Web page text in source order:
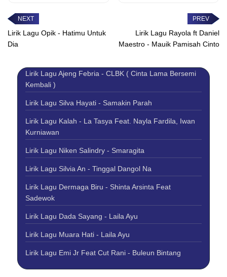
Lirik Lagu Opik - Hatimu Untuk
Dia
Lirik Lagu Rayola ft Daniel
Maestro - Mauik Pamisah Cinto
Lirik Lagu Ajeng Febria - CLBK ( Cinta Lama Bersemi
Kembali )
Lirik Lagu Silva Hayati - Samakin Parah
Lirik Lagu Kalah - La Tasya Feat. Nayla Fardila, Iwan
Kurniawan
Lirik Lagu Niken Salindry - Smaragita
Lirik Lagu Silvia An - Tinggal Dangol Na
Lirik Lagu Dermaga Biru - Shinta Arsinta Feat
Sadewok
Lirik Lagu Dada Sayang - Laila Ayu
Lirik Lagu Muara Hati - Laila Ayu
Lirik Lagu Emi Jr Feat Cut Rani - Buleun Bintang